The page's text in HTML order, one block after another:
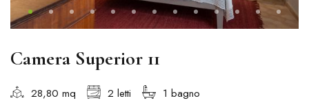
Camera Superior 11
28,80 mq 2 letti 1 bagno